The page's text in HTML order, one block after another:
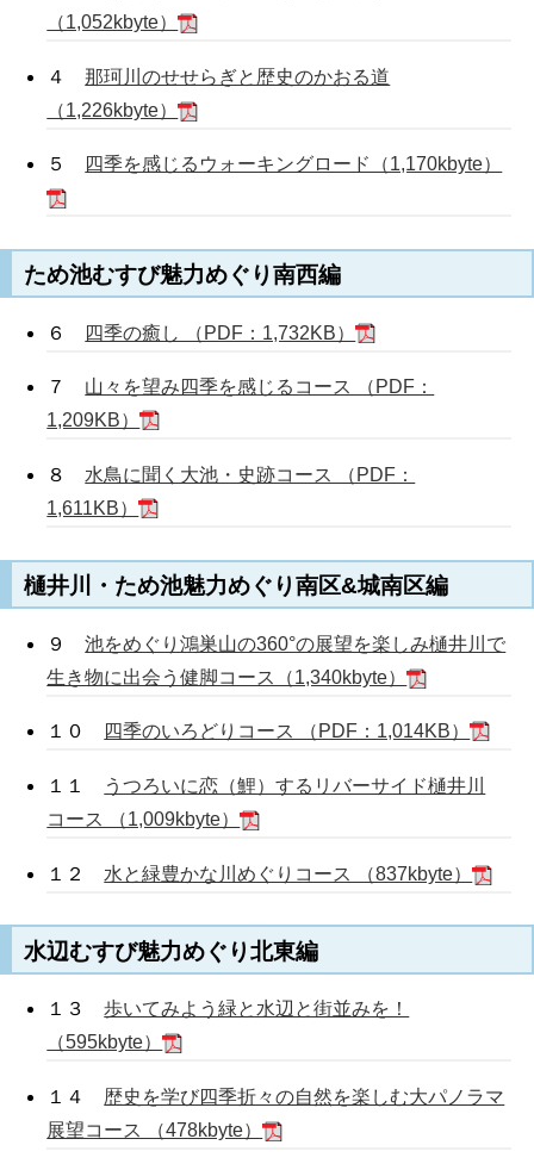
（1,052kbyte）
４那珂川のせせらぎと歴史のかおる道
（1,226kbyte）
５ 四季を感じるウォーキングロード（1,170kbyte）
ため池むすび魅力めぐり南西編
６ 四季の癒し （PDF：1,732KB）
７ 山々を望み四季を感じるコース （PDF：
1,209KB）
８ 水鳥に聞く大池・史跡コース （PDF：
1,611KB）
樋井川・ため池魅力めぐり南区&城南区編
９池をめぐり鴻巣山の360°の展望を楽しみ樋井川で
生き物に出会う健脚コース（1,340kbyte）
１０ 四季のいろどりコース （PDF：1,014KB）
１１
うつろいに恋（鯉）するリバーサイド樋井川
コース （1,009kbyte）
１２ 水と緑豊かな川めぐりコース （837kbyte）
水辺むすび魅力めぐり北東編
１３歩いてみよう緑と水辺と街並みを！
（595kbyte）
１４ 歴史を学び四季折々の自然を楽しむ大パノラマ
展望コース （478kbyte）